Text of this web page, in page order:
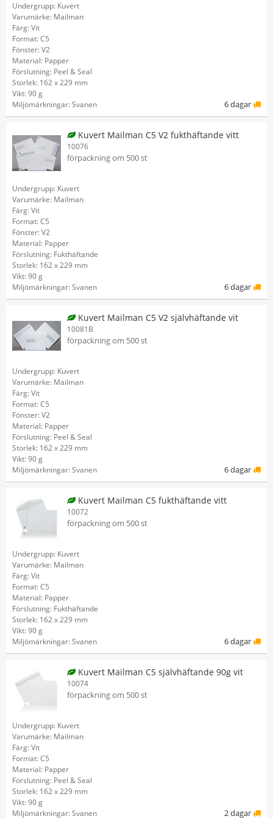
Undergrupp: Kuvert
Varumärke: Mailman
Färg: Vit
Format: C5
Fönster: V2
Material: Papper
Förslutning: Peel & Seal
Storlek: 162 x 229 mm
Vikt: 90 g
Miljömärkningar: Svanen
6 dagar
Kuvert Mailman C5 V2 fukthäftande vitt
10076
förpackning om 500 st
Undergrupp: Kuvert
Varumärke: Mailman
Färg: Vit
Format: C5
Fönster: V2
Material: Papper
Förslutning: Fukthäftande
Storlek: 162 x 229 mm
Vikt: 90 g
Miljömärkningar: Svanen
6 dagar
Kuvert Mailman C5 V2 självhäftande vit
10081B
förpackning om 500 st
Undergrupp: Kuvert
Varumärke: Mailman
Färg: Vit
Format: C5
Fönster: V2
Material: Papper
Förslutning: Peel & Seal
Storlek: 162 x 229 mm
Vikt: 90 g
Miljömärkningar: Svanen
6 dagar
Kuvert Mailman C5 fukthäftande vitt
10072
förpackning om 500 st
Undergrupp: Kuvert
Varumärke: Mailman
Färg: Vit
Format: C5
Material: Papper
Förslutning: Fukthäftande
Storlek: 162 x 229 mm
Vikt: 90 g
Miljömärkningar: Svanen
6 dagar
Kuvert Mailman C5 självhäftande 90g vit
10074
förpackning om 500 st
Undergrupp: Kuvert
Varumärke: Mailman
Färg: Vit
Format: C5
Material: Papper
Förslutning: Peel & Seal
Storlek: 162 x 229 mm
Vikt: 90 g
Miljömärkningar: Svanen
2 dagar